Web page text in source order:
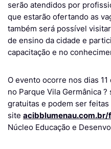
serão atendidos por
que estarão ofertando as
também será possível
de ensino da cidade e
capacitação e no
O evento ocorre nos dias
no Parque Vila Germânica
gratuitas e podem ser
site acibblumenau.com.br/
Núcleo Educação e